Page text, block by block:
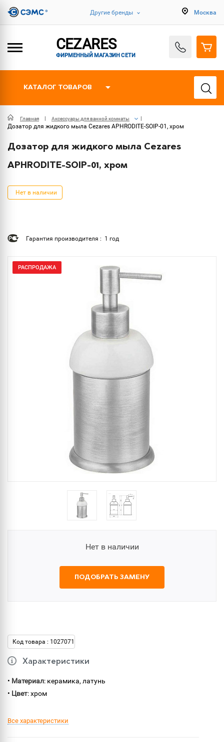
Другие бренды Москва
CEZARES
ФИРМЕННЫЙ МАГАЗИН СЕТИ
КАТАЛОГ ТОВАРОВ
Главная Аксессуары для ванной комнаты
Дозатор для жидкого мыла Cezares APHRODITE-SOIP-01, хром
Дозатор для жидкого мыла Cezares
APHRODITE-SOIP-01, хром
Нет в наличии
Гарантия производителя : 1 год
РАСПРОДАЖА
Нет в наличии
ПОДОБРАТЬ ЗАМЕНУ
Код товара : 1027071
Характеристики
• Материал: керамика, латунь
• Цвет: хром
Все характеристики